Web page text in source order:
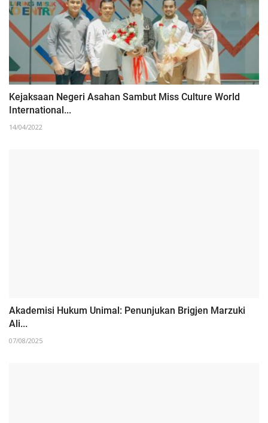
Kejaksaan Negeri Asahan Sambut Miss Culture World
International...
14/04/2022
Akademisi Hukum Unimal: Penunjukan Brigjen Marzuki
Ali...
07/08/2025